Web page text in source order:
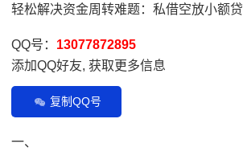
轻松解决资金周转难题：私借空放小额
QQ号： 13077872895
添加QQ好友, 获取更多信息
复制QQ号
一、